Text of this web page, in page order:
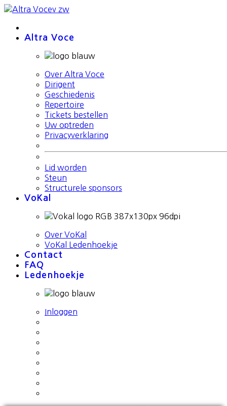
Altra Voce
Over Altra Voce
Dirigent
Geschiedenis
Repertoire
Tickets bestellen
Uw optreden
Privacyverklaring
Lid worden
Steun
Structurele sponsors
VoKal
Over VoKal
VoKal Ledenhoekje
Contact
FAQ
Ledenhoekje
Inloggen